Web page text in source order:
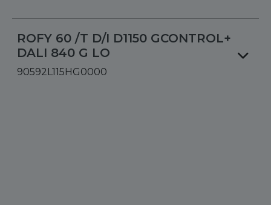
ROFY 60 /T D/I D1150 GCONTROL+
DALI 840 G LO
90592L115HG0000